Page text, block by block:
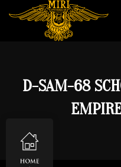
D-SAM-68